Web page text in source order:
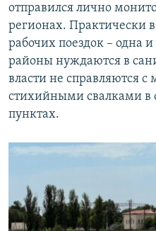
отправился лично
регионах. Практически
рабочих поездок – одна
районы нуждаются в
власти не справляются с
стихийными свалками в
пунктах.